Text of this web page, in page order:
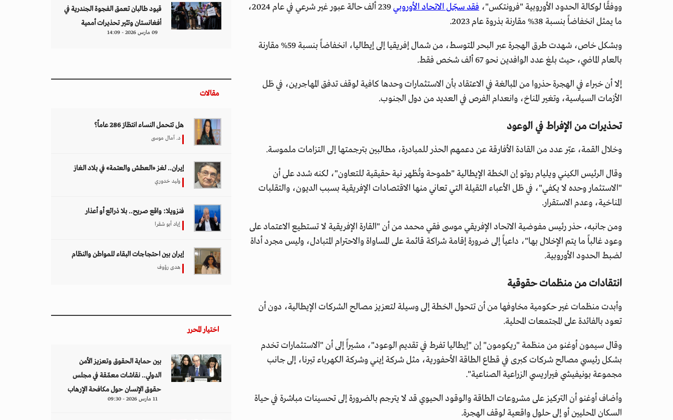
ووفقًا لوكالة الحدود الأوروبية "فرونتكس"، فقد سجّل الاتحاد الأوروبي
239 ألف حالة عبور غير شرعي في عام 2024،
ما يمثل انخفاضاً بنسبة 38% مقارنة بذروة عام 2023.
وبشكل خاص، شهدت طرق الهجرة عبر البحر المتوسط، من شمال إفريقيا إلى إيطاليا، انخفاضاً بنسبة 59% مقارنة
بالعام الماضي، حيث بلغ عدد الوافدين نحو 67 ألف شخص فقط.
إلا أن خبراء في الهجرة حذروا من المبالغة في الاعتقاد بأن الاستثمارات وحدها كافية لوقف تدفق المهاجرين، في ظل
الأزمات السياسية، وتغير المناخ، وانعدام الفرص في العديد من دول الجنوب.
تحذيرات من الإفراط في الوعود
وخلال القمة، عبّر عدد من القادة الأفارقة عن دعمهم الحذر للمبادرة، مطالبين بترجمتها إلى التزامات ملموسة.
وقال الرئيس الكيني ويليام روتو إن الخطة الإيطالية "طموحة وتُظهر نية حقيقية للتعاون"، لكنه شدد على أن
"الاستثمار وحده لا يكفي"، في ظل الأعباء الثقيلة التي تعاني منها الاقتصادات الإفريقية بسبب الديون، والتقلبات
المناخية، وعدم الاستقرار.
ومن جانبه، حذر رئيس مفوضية الاتحاد الإفريقي موسى فقي محمد من أن "القارة الإفريقية لا تستطيع الاعتماد على
وعود غالباً ما يتم الإخلال بها"، داعياً إلى ضرورة إقامة شراكة قائمة على المساواة والاحترام المتبادل، وليس مجرد أداة
لضبط الحدود الأوروبية.
انتقادات من منظمات حقوقية
وأبدت منظمات غير حكومية مخاوفها من أن تتحول الخطة إلى وسيلة لتعزيز مصالح الشركات الإيطالية، دون أن
تعود بالفائدة على المجتمعات المحلية.
وقال سيمون أوغنو من منظمة "ريكومون" إن "إيطاليا تفرط في تقديم الوعود"، مشيراً إلى أن "الاستثمارات تخدم
بشكل رئيسي مصالح شركات كبرى في قطاع الطاقة الأحفورية، مثل شركة إيني وشركة الكهرباء تيرنا، إلى جانب
مجموعة بونيفيشي فيراريسي الزراعية الصناعية".
وأضاف أوغنو أن التركيز على مشروعات الطاقة والوقود الحيوي قد لا يترجم بالضرورة إلى تحسينات مباشرة في حياة
السكان المحليين أو إلى حلول واقعية لوقف الهجرة.
قيود طالبان تعمق الفجوة الجندرية في
أفغانستان وتثير تحذيرات أممية
09 مارس 2026 - 14:09
مقالات
هل تتحمل النساء انتظارَ 286 عاماً؟
د. آمال موسى
إيران.. لغز «العطش والعتمة» في بلاد الغاز
وليد خدوري
فنزويلا: واقع صريح.. بلا ذرائع أو أعذار
إياد أبو شقرا
إيران بين احتجاجات البقاء للمواطن والنظام
هدى رؤوف
اختيار المحرر
بين حماية الحقوق وتعزيز الأمن
الدولي.. نقاشات معمّقة في مجلس
حقوق الإنسان حول مكافحة الإرهاب
11 مارس 2026 - 09:30